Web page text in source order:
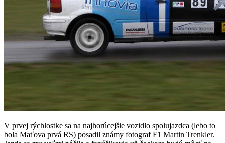
V prvej rýchlostke sa na najhorúcejšie vozidlo spolujazdca (lebo to
bola Maťova prvá RS) posadil známy fotograf F1 Martin Trenkler.